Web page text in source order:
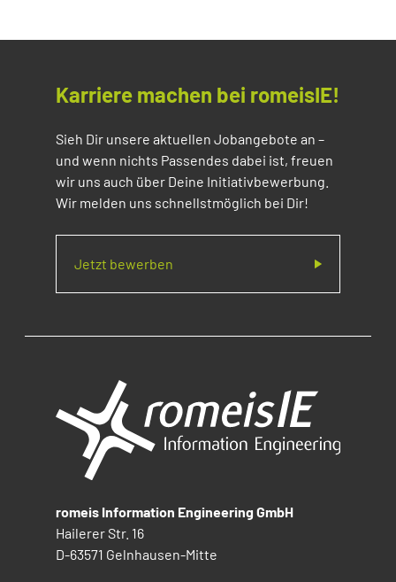
Karriere machen bei romeisIE!
Sieh Dir unsere aktuellen Jobangebote an –
und wenn nichts Passendes dabei ist, freuen
wir uns auch über Deine Initiativbewerbung.
Wir melden uns schnellstmöglich bei Dir!
Jetzt bewerben
romeis Information Engineering GmbH
Hailerer Str. 16
D-63571 Gelnhausen-Mitte